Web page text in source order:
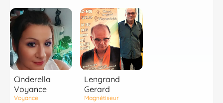
Cinderella
Voyance
Voyance
Lengrand
Gerard
Magnétiseur